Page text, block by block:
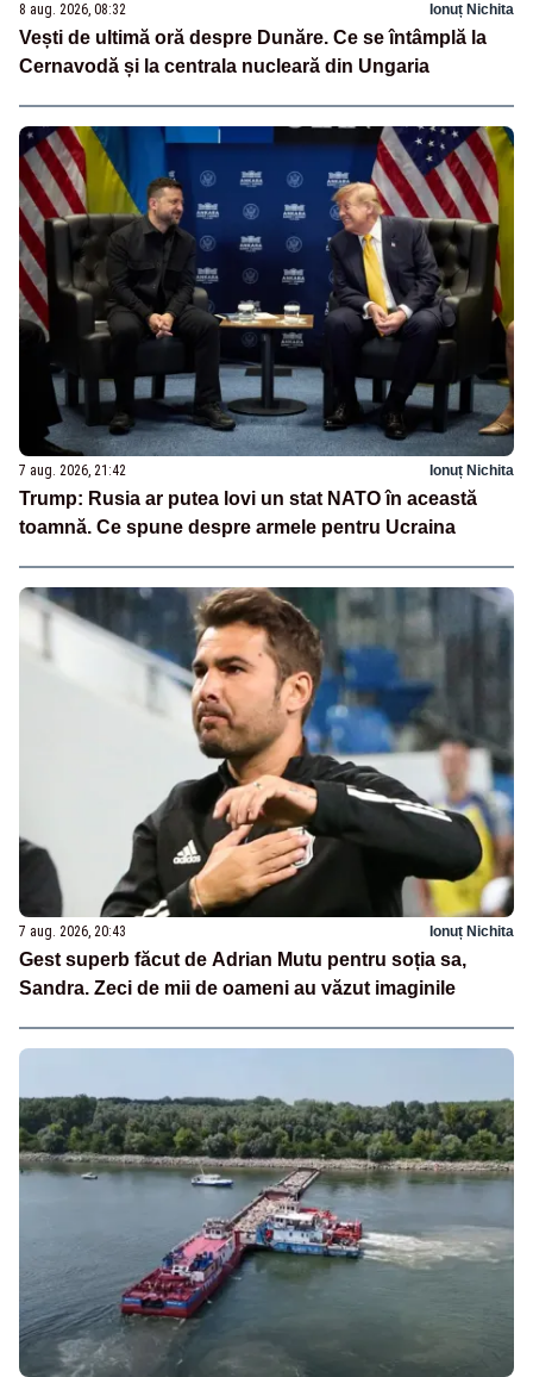
8 aug. 2026, 08:32 Ionuț Nichita
Vești de ultimă oră despre Dunăre. Ce se întâmplă la
Cernavodă și la centrala nucleară din Ungaria
7 aug. 2026, 21:42 Ionuț Nichita
Trump: Rusia ar putea lovi un stat NATO în această
toamnă. Ce spune despre armele pentru Ucraina
7 aug. 2026, 20:43 Ionuț Nichita
Gest superb făcut de Adrian Mutu pentru soția sa,
Sandra. Zeci de mii de oameni au văzut imaginile